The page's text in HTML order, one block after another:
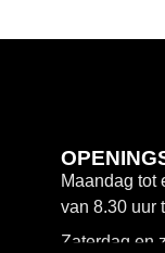
Maandag tot
van 8.30 uur
Zaterdag en